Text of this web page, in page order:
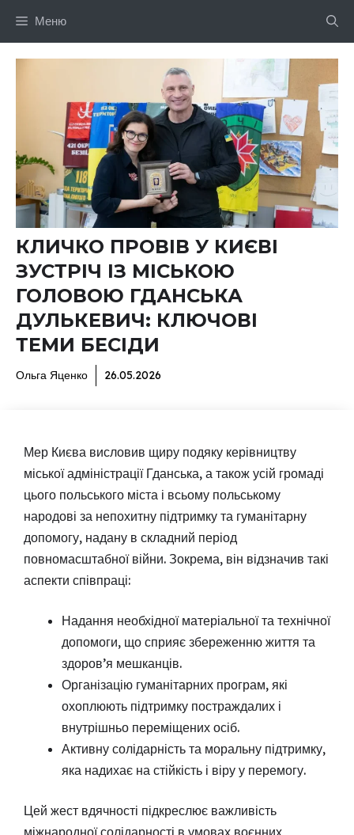
Меню
КЛИЧКО ПРОВІВ У КИЄВІ
ЗУСТРІЧ ІЗ МІСЬКОЮ
ГОЛОВОЮ ГДАНСЬКА
ДУЛЬКЕВИЧ: КЛЮЧОВІ
ТЕМИ БЕСІДИ
Ольга Яценко 26.05.2026
Мер Києва висловив щиру подяку керівництву
міської адміністрації Гданська, а також усій громаді
цього польського міста і всьому польському
народові за непохитну підтримку та гуманітарну
допомогу, надану в складний період
повномасштабної війни. Зокрема, він відзначив такі
аспекти співпраці:
Надання необхідної матеріальної та технічної
допомоги, що сприяє збереженню життя та
здоров’я мешканців.
Організацію гуманітарних програм, які
охоплюють підтримку постраждалих і
внутрішньо переміщених осіб.
Активну солідарність та моральну підтримку,
яка надихає на стійкість і віру у перемогу.
Цей жест вдячності підкреслює важливість